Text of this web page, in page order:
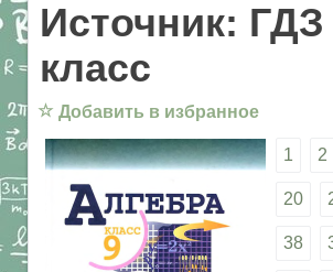
Источник:
класс
☆ Добавить в избранное
1 2
20
38